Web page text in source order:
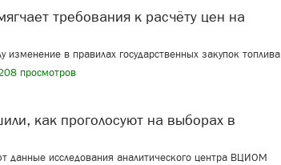
изменение в правилах государственных закупок топлива
просмотров
данные исследования аналитического центра ВЦИОМ